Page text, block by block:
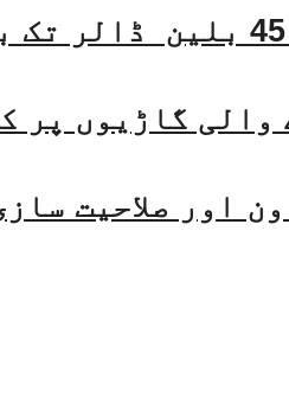
والی گاڑیوں
اور صلاحیت